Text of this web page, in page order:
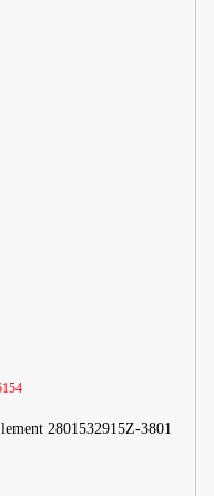
2801532915Z-3801